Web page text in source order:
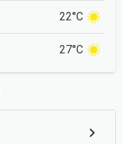
22°C
27°C